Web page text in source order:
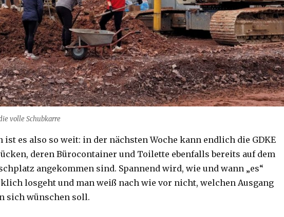
volle Schubkarre
ist es also so weit: in der nächsten Woche kann endlich die GDKE
deren Bürocontainer und Toilette ebenfalls bereits auf dem
angekommen sind. Spannend wird, wie und wann „es“
losgeht und man weiß nach wie vor nicht, welchen Ausgang
sich wünschen soll.